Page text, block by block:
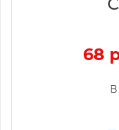
68
В